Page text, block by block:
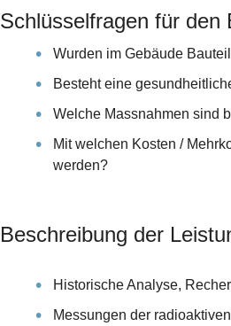
Schlüsselfragen für den
Wurden im Gebäude
Besteht eine
Welche Massnahmen sind
Mit welchen Kosten /
werden?
Beschreibung der
Historische Analyse,
Messungen der